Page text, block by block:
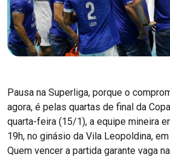
Pausa na Superliga, porque o
agora, é pelas quartas de final da
quarta-feira (15/1), a equipe mineira
19h, no ginásio da Vila Leopoldina,
Quem vencer a partida garante vaga